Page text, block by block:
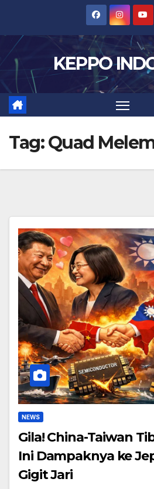
content
KEPPO
Tag:Quad
NEWS
Gila! China-Taiwan
Ini Dampaknya ke
Gigit Jari